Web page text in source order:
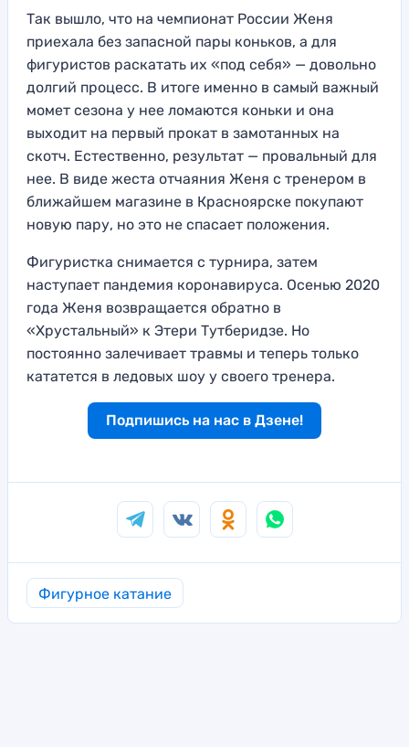
Так вышло, что на чемпионат России Женя
приехала без запасной пары коньков, а для
фигуристов раскатать их «под себя» — довольно
долгий процесс. В итоге именно в самый важный
момет сезона у нее ломаются коньки и она
выходит на первый прокат в замотанных на
скотч. Естественно, результат — провальный для
нее. В виде жеста отчаяния Женя с тренером в
ближайшем магазине в Красноярске покупают
новую пару, но это не спасает положения.
Фигуристка снимается с турнира, затем
наступает пандемия коронавируса. Осенью 2020
года Женя возвращается обратно в
«Хрустальный» к Этери Тутберидзе. Но
постоянно залечивает травмы и теперь только
кататется в ледовых шоу у своего тренера.
Подпишись на нас в Дзене!
Фигурное катание